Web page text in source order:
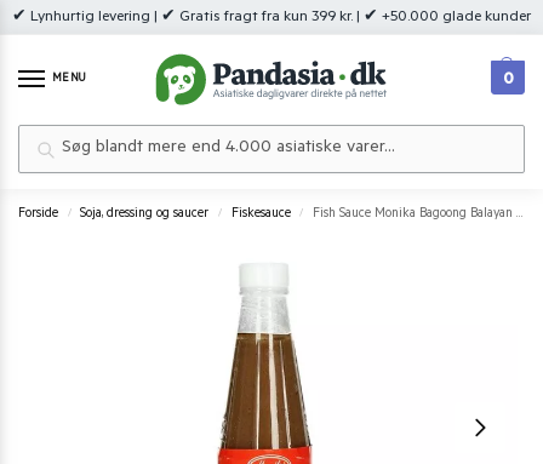
✔ Lynhurtig levering | ✔ Gratis fragt fra kun 399 kr. | ✔ +50.000 glade kunder
MENU 0
Forside / Soja, dressing og saucer / Fiskesauce / Fish Sauce Monika Bagoong Balayan 340 g.